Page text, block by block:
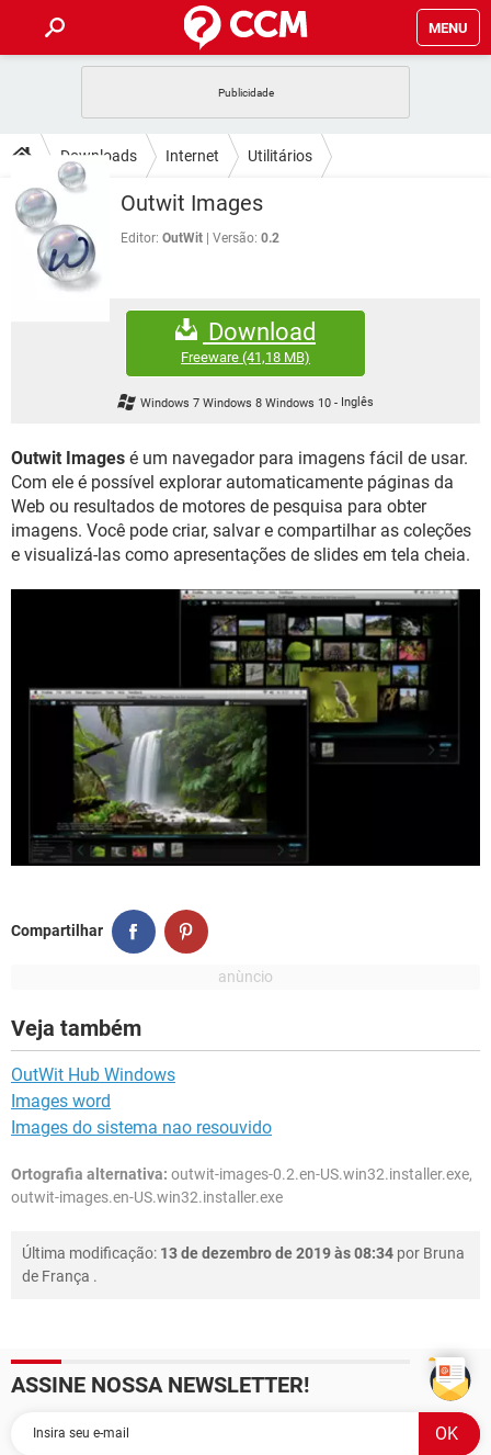
MENU
CELULAR FACEBOOK
OUTLOOK
INSTAGRAM GMAIL
GUIA DE COMPRAS
DICAS
JOGOS WHATSAPP
CELULAR
OUTLOOK
INSTAGRAM
DOWNLOADS
JOGOS WHATSAPP
CELULAR
EXCEL
GMAIL
FÓRUM
JOGOS
FACEBOOK
EXCEL
GMAIL
WHATSAPP
INSTAGRAM GMAIL
GUIA DE COMPRAS
Downloads Internet Utilitários
Outwit Images
Editor: OutWit Versão: 0.2
Download
Freeware (41,18 MB)
Windows 7 Windows 8 Windows 10 - Inglês
Outwit Images é um navegador para imagens fácil de usar.
Com ele é possível explorar automaticamente páginas da
Web ou resultados de motores de pesquisa para obter
imagens. Você pode criar, salvar e compartilhar as coleções
e visualizá-las como apresentações de slides em tela cheia.
Compartilhar
Veja também
OutWit Hub Windows
Images word
Images do sistema nao resouvido
Ortografia alternativa: outwit-images-0.2.en-US.win32.installer.exe,
outwit-images.en-US.win32.installer.exe
Última modificação: 13 de dezembro de 2019 às 08:34 por Bruna
de França .
ASSINE NOSSA NEWSLETTER!